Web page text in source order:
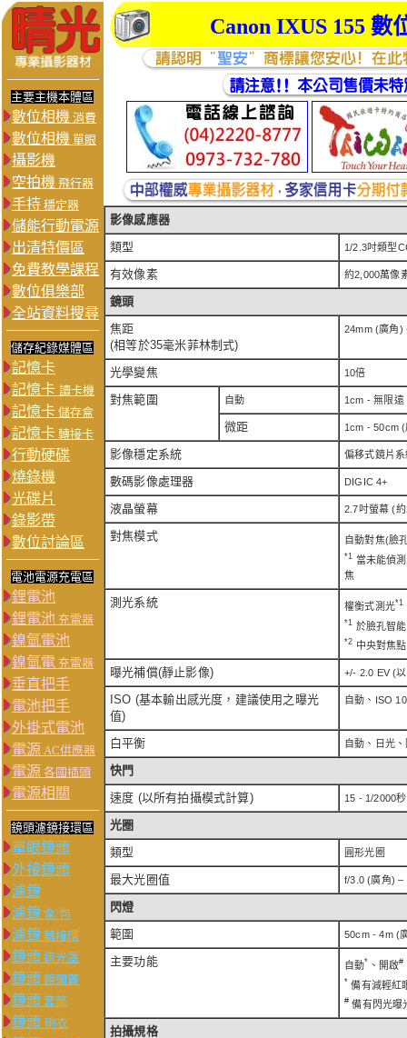
Canon IXUS 155 數
主要主機本體區
數位相機 消費
數位相機 單眼
攝影機
空拍機 飛行器
手持 穩定器
儲能行動電源
出清特價區
免費教學課程
數位俱樂部
全站資料搜尋
儲存紀錄媒體區
記憶卡
記憶卡 讀卡機
記憶卡 儲存盒
記憶卡 轉接卡
行動硬碟
燒錄機
光碟片
錄影帶
數位討論區
電池電源充電區
鋰電池
鋰電池 充電器
鎳氫電池
鎳氫電 充電器
垂直把手
電池把手
外掛式電池
電源 AC供應器
電源 各國插頭
電源相關
鏡頭濾鏡接環區
單眼鏡頭
外接鏡頭
濾鏡
濾鏡 盒/包
濾鏡 轉接環
鏡頭 遮光罩
鏡頭 鏡頭蓋
鏡頭 套筒
鏡頭 砲衣
影像感應器
類型
1/2.3吋類型
有效像素 約2,000萬像
鏡頭
焦距
(相等於35毫米菲林制式)
24mm (廣角)
光學變焦 10倍
對焦範圍 自動 1cm - 無限
微距 1cm - 50cm
影像穩定系統 偏移式鏡片系
數碼影像處理器 DIGIC 4+
液晶螢幕 2.7吋螢幕 (
對焦模式 自動對焦(臉
*1
當未能偵
焦
測光系統 權衡式測光*1
*1 於臉孔智
*2 中央對焦點
曝光補償(靜止影像) +/- 2.0 EV (
ISO (基本輸出感光度，建議使用之曝光
值)
自動、ISO
白平衡 自動、日光
快門
速度 (以所有拍攝模式計算)
15 - 1/2000秒
光圈
類型
圓形光圈
最大光圈值 f/3.0 (廣角) –
閃燈
範圍
50cm - 4m (
主要功能 自動* 、開啟#
* 備有減輕紅
# 備有閃光曝
拍攝規格